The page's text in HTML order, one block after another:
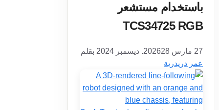
باستخدام مستشعر
TCS34725 RGB
27 مارس 2026 28. ديسمبر 2024
بقلم
عمر دريدرية